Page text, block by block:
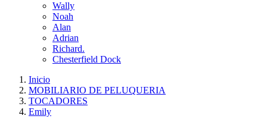
Wally
Noah
Alan
Adrian
Richard.
Chesterfield Dock
Inicio
MOBILIARIO DE PELUQUERIA
TOCADORES
Emily